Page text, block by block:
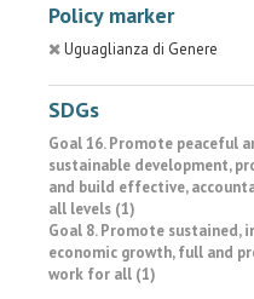
Policy marker
Uguaglianza di Genere
SDGs
Goal 16. Promote peaceful
sustainable development,
and build effective,
all levels (1)
Goal 8. Promote sustained,
economic growth, full and
work for all (1)